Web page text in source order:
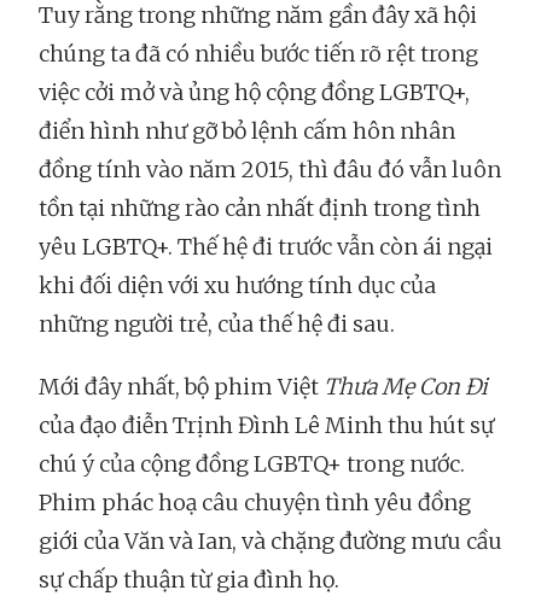
Tuy rằng trong những năm gần đây xã hội
chúng ta đã có nhiều bước tiến rõ rệt trong
việc cởi mở và ủng hộ cộng đồng LGBTQ+,
điển hình như gỡ bỏ lệnh cấm hôn nhân
đồng tính vào năm 2015, thì đâu đó vẫn luôn
tồn tại những rào cản nhất định trong tình
yêu LGBTQ+. Thế hệ đi trước vẫn còn ái ngại
khi đối diện với xu hướng tính dục của
những người trẻ, của thế hệ đi sau.
Mới đây nhất, bộ phim Việt Thưa Mẹ Con Đi
của đạo điễn Trịnh Đình Lê Minh thu hút sự
chú ý của cộng đồng LGBTQ+ trong nước.
Phim phác hoạ câu chuyện tình yêu đồng
giới của Văn và Ian, và chặng đường mưu cầu
sự chấp thuận từ gia đình họ.